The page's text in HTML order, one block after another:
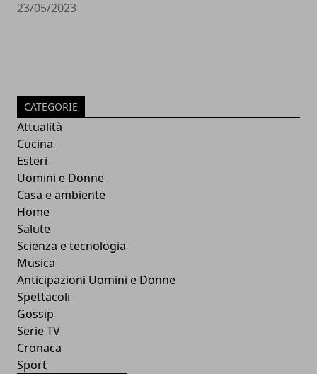
23/05/2023
CATEGORIE
Attualità
Cucina
Esteri
Uomini e Donne
Casa e ambiente
Home
Salute
Scienza e tecnologia
Musica
Anticipazioni Uomini e Donne
Spettacoli
Gossip
Serie TV
Cronaca
Sport